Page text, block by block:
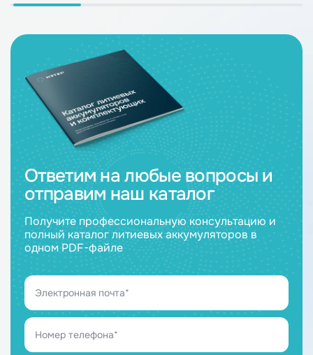
Ответим на любые вопросы и
отправим наш каталог
Получите профессиональную консультацию и
полный каталог литиевых аккумуляторов в
одном PDF-файле